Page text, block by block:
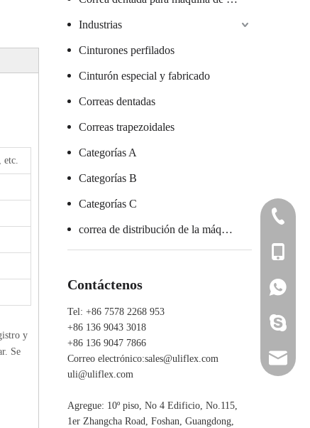
etc.
y
Se
Industrias
Cinturones perfilados
Cinturón especial y fabricado
Correas dentadas
Correas trapezoidales
Categorías A
Categorías B
Categorías C
correa de distribución de la máquina de embalaje
Contáctenos
Tel: +86 7578 2268 953
+86 136 9043 3018
+86 136 9047 7866
Correo electrónico:sales@uliflex.com
uli@uliflex.com
Agregue: 10º piso, No 4 Edificio, No.115,
1er Zhangcha Road, Foshan, Guangdong,
+86
+86 136
+86 136